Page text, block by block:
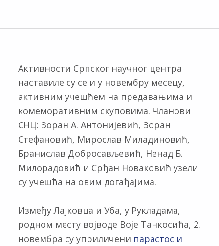
Активности Српског научног центра
наставиле су се и у новембру месецу,
активним учешћем на предавањима и
комеморативним скуповима. Чланови
СНЦ: Зоран А. Антонијевић, Зоран
Стефановић, Мирослав Миладиновић,
Бранислав Добросављевић, Ненад Б.
Милорадовић и Срђан Новаковић узели
су учешћа на овим догађајима.
Између Лајковца и Уба, у Рукладама,
родном месту војводе Војe Танкосићa, 2.
новембра су уприличени парастос и